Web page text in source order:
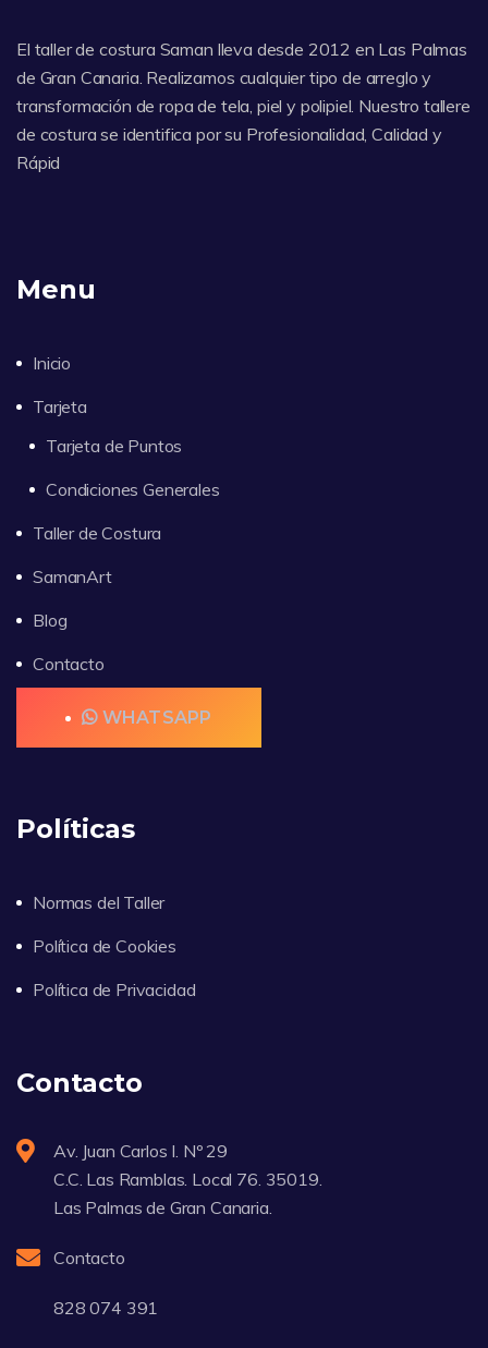
El taller de costura Saman lleva desde 2012 en Las Palmas
de Gran Canaria. Realizamos cualquier tipo de arreglo y
transformación de ropa de tela, piel y polipiel. Nuestro tallere
de costura se identifica por su Profesionalidad, Calidad y
Rápid
Menu
Inicio
Tarjeta
Tarjeta de Puntos
Condiciones Generales
Taller de Costura
SamanArt
Blog
Contacto
WHATSAPP
Políticas
Normas del Taller
Política de Cookies
Política de Privacidad
Contacto
Av. Juan Carlos I. Nº 29
C.C. Las Ramblas. Local 76. 35019.
Las Palmas de Gran Canaria.
Contacto
828 074 391